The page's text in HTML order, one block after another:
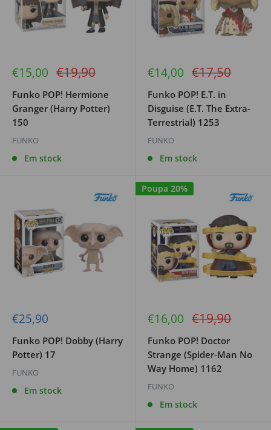
Preço
venda
€15,00 Preço
regular
€19,90
Funko POP! Hermione
Granger (Harry Potter)
150
FUNKO
Em stock
Preço
venda
€14,00 Preço
regular
€17,50
Funko POP! E.T. in
Disguise (E.T. The Extra-
Terrestrial) 1253
FUNKO
Em stock
Preço
venda
€25,90
Funko POP! Dobby (Harry
Potter) 17
FUNKO
Em stock
Poupa 20%
Preço
venda
€16,00 Preço
regular
€19,90
Funko POP! Doctor
Strange (Spider-Man No
Way Home) 1162
FUNKO
Em stock